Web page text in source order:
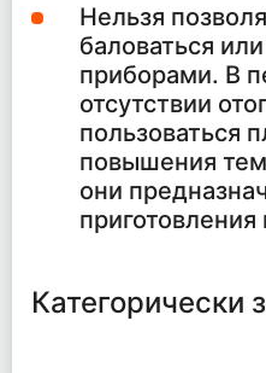
Нельзя
баловаться
приборами. В
отсутствии
пользоваться
повышения
они
Категорически